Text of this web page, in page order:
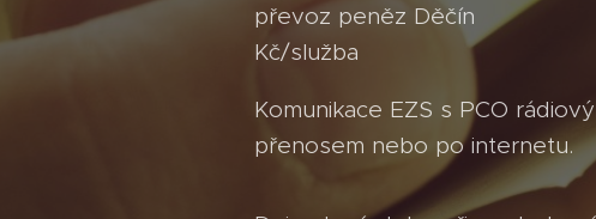
převoz peněz
Kč/služba
Komunikace EZS s PCO
přenosem nebo po internetu.